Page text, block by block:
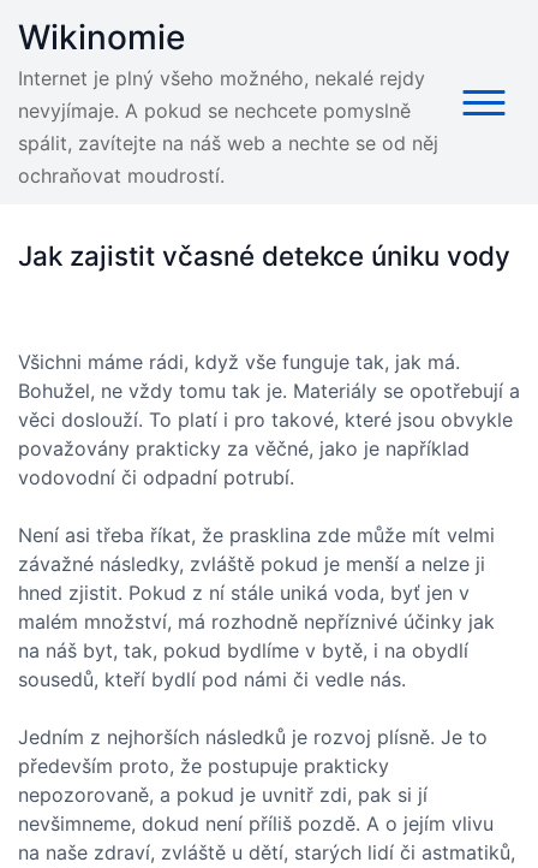
content
Wikinomie
Internet je plný všeho možného, nekalé rejdy
nevyjímaje. A pokud se nechcete pomyslně
spálit, zavítejte na náš web a nechte se od něj
ochraňovat moudrostí.
Jak zajistit včasné detekce úniku vody
Všichni máme rádi, když vše funguje tak, jak má.
Bohužel, ne vždy tomu tak je. Materiály se opotřebují a
věci doslouží. To platí i pro takové, které jsou obvykle
považovány prakticky za věčné, jako je například
vodovodní či odpadní potrubí.
Není asi třeba říkat, že prasklina zde může mít velmi
závažné následky, zvláště pokud je menší a nelze ji
hned zjistit. Pokud z ní stále uniká voda, byť jen v
malém množství, má rozhodně nepříznivé účinky jak
na náš byt, tak, pokud bydlíme v bytě, i na obydlí
sousedů, kteří bydlí pod námi či vedle nás.
Jedním z nejhorších následků je rozvoj plísně. Je to
především proto, že postupuje prakticky
nepozorovaně, a pokud je uvnitř zdi, pak si jí
nevšimneme, dokud není příliš pozdě. A o jejím vlivu
na naše zdraví, zvláště u dětí, starých lidí či astmatiků,